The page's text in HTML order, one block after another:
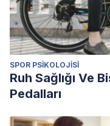
SPOR PSIKOLOJISI
Ruh Sağlığı Ve
Pedalları